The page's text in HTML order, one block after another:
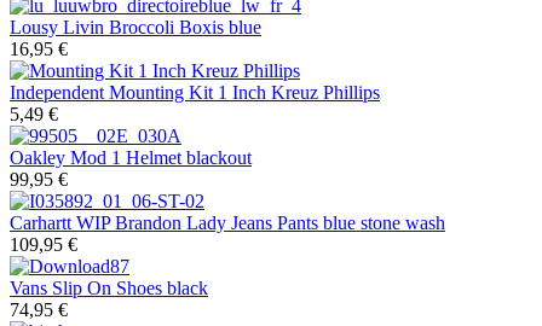
Lousy Livin Broccoli Boxis blue
16,95 €
Independent Mounting Kit 1 Inch Kreuz Phillips
5,49 €
Oakley Mod 1 Helmet blackout
99,95 €
Carhartt WIPBrandon Lady Jeans Pants blue stone wash
109,95 €
Vans Slip On Shoes black
74,95 €